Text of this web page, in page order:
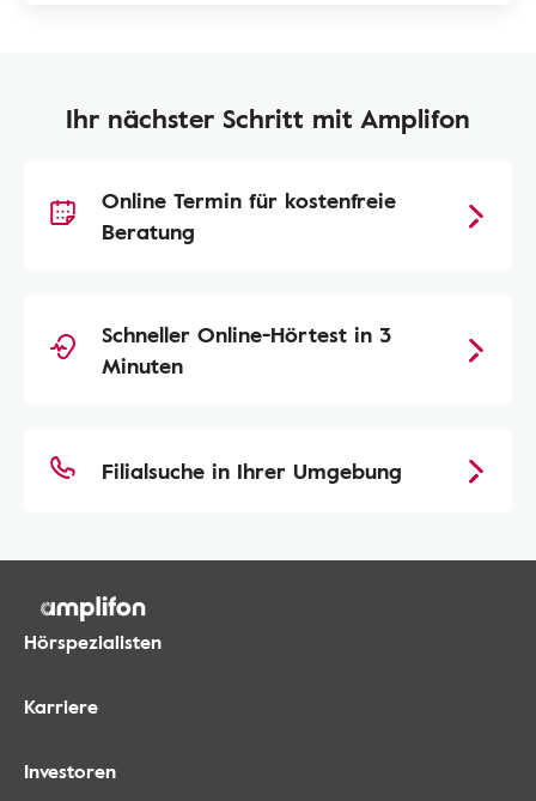
Ihr nächster Schritt mit Amplifon
Online Termin für kostenfreie
Beratung
Schneller Online-Hörtest in 3
Minuten
Filialsuche in Ihrer Umgebung
Hörspezialisten
Karriere
Investoren